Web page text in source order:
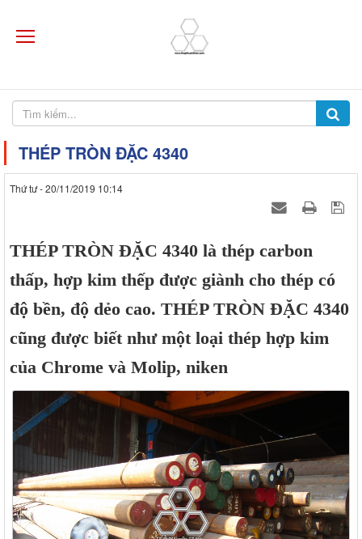
THÉP TRÒN ĐẶC 4340
Thứ tư - 20/11/2019 10:14
THÉP TRÒN ĐẶC 4340 là thép carbon
thấp, hợp kim thếp được giành cho thép có
độ bền, độ dẻo cao. THÉP TRÒN ĐẶC 4340
cũng được biết như một loại thép hợp kim
của Chrome và Molip, niken